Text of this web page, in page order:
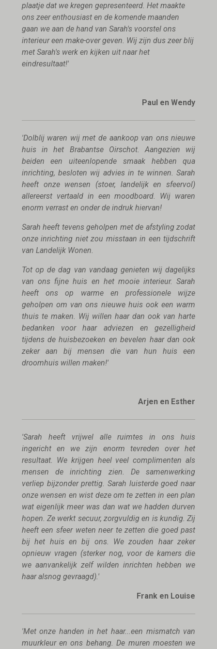
plaatje dat we kregen gepresenteerd. Het maakte
ons zeer enthousiast en de komende maanden
gaan we aan de hand van Sarah's voorstel ons
interieur een make-over geven. Wij zijn dus zeer blij
met Sarah's werk en kijken uit naar het
eindresultaat!'
Paul en Wendy
'Dolblij waren wij met de aankoop van ons nieuwe
huis in het Brabantse Oirschot. Aangezien wij
beiden een uiteenlopende smaak hebben qua
inrichting, besloten wij advies in te winnen. Sarah
heeft onze wensen (stoer, landelijk en sfeervol)
allereerst vertaald in een moodboard. Wij waren
enorm verrast en onder de indruk hiervan!
Sarah heeft tevens geholpen met de afstyling zodat
onze inrichting niet zou misstaan in een tijdschrift
van Landelijk Wonen.
Tot op de dag van vandaag genieten wij dagelijks
van ons fijne huis en het mooie interieur. Sarah
heeft ons op warme en professionele wijze
geholpen om van ons nieuwe huis ook een warm
thuis te maken. Wij willen haar dan ook van harte
bedanken voor haar adviezen en gezelligheid
tijdens de huisbezoeken en bevelen haar dan ook
zeker aan bij mensen die van hun huis een
droomhuis willen maken!'
Arjen en Esther
'Sarah heeft vrijwel alle ruimtes in ons huis
ingericht en we zijn enorm tevreden over het
resultaat. We krijgen heel veel complimenten als
mensen de inrichting zien. De samenwerking
verliep bijzonder prettig. Sarah luisterde goed naar
onze wensen en wist deze om te zetten in een plan
wat eigenlijk meer was dan wat we hadden durven
hopen. Ze werkt secuur, zorgvuldig en is kundig. Zij
heeft een sfeer weten neer te zetten die goed past
bij het huis en bij ons. We zouden haar zeker
opnieuw vragen (sterker nog, voor de kamers die
we aanvankelijk zelf wilden inrichten hebben we
haar alsnog gevraagd).'
Frank en Louise
'Met onze handen in het haar...een mismatch van
muurkleur en ons behang. De muren moesten we